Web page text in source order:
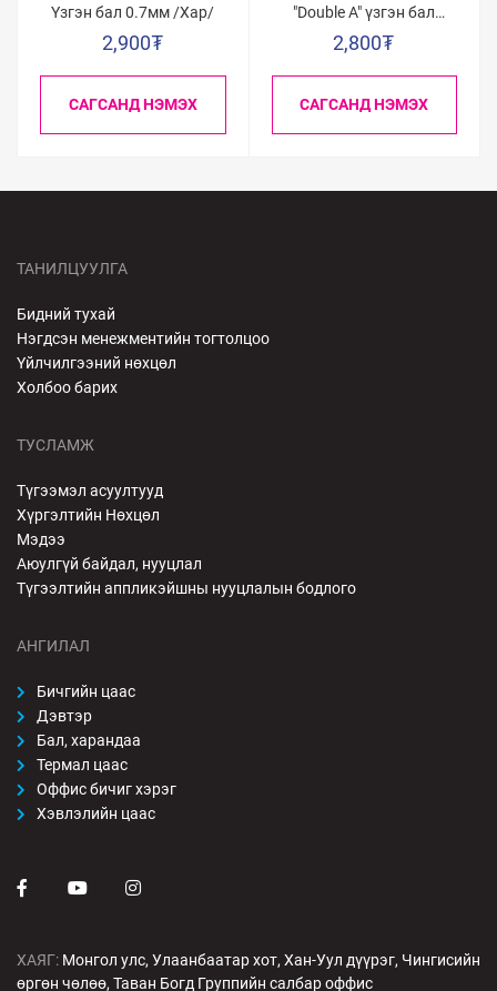
Үзгэн бал 0.7мм /Хар/
2,900₮
САГСАНД НЭМЭХ
"Double A" үзгэн бал
0.5мм /Цэнхэр/
2,800₮
САГСАНД НЭМЭХ
ТАНИЛЦУУЛГА
Бидний тухай
Нэгдсэн менежментийн тогтолцоо
Үйлчилгээний нөхцөл
Холбоо барих
ТУСЛАМЖ
Түгээмэл асуултууд
Хүргэлтийн Нөхцөл
Мэдээ
Аюулгүй байдал, нууцлал
Түгээлтийн аппликэйшны нууцлалын бодлого
АНГИЛАЛ
Бичгийн цаас
Дэвтэр
Бал, харандаа
Термал цаас
Оффис бичиг хэрэг
Хэвлэлийн цаас
ХАЯГ: Монгол улс, Улаанбаатар хот, Хан-Уул дүүрэг, Чингисийн
өргөн чөлөө, Таван Богд Группийн салбар оффис